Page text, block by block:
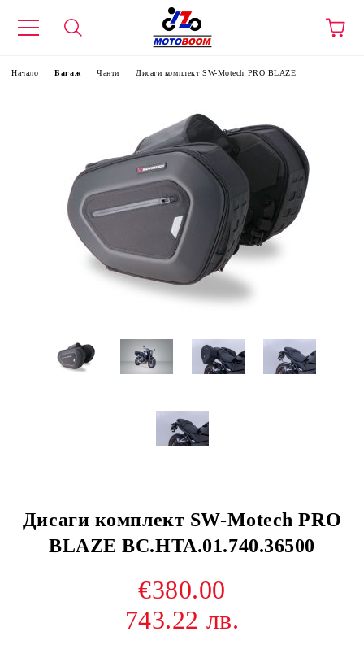
Начало Багаж Чанти Дисаги комплект SW-Motech PRO BLAZE
Дисаги комплект SW-Motech PRO
BLAZE BC.HTA.01.740.36500
€380.00
743.22 лв.